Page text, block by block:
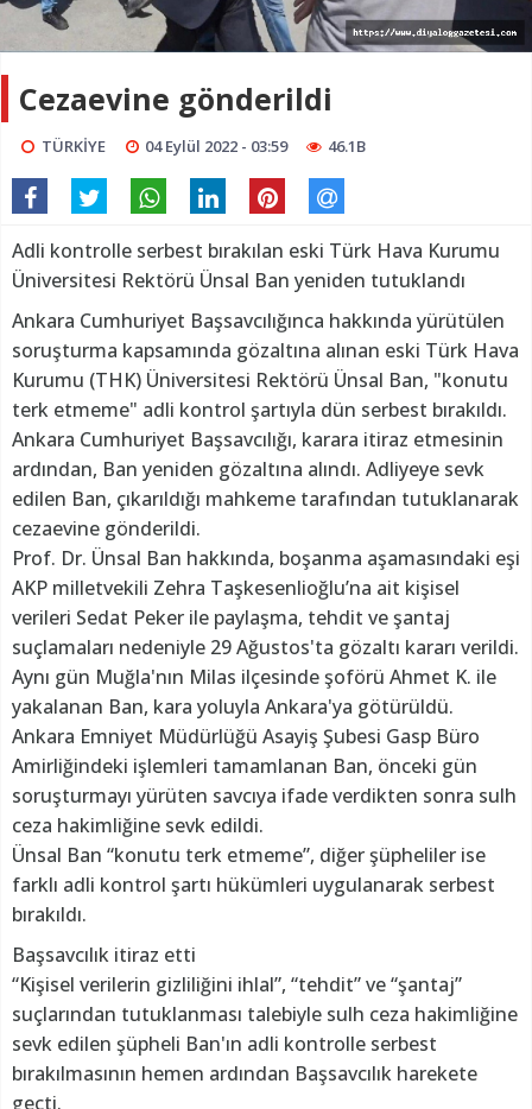
Cezaevine gönderildi
TÜRKİYE 04 Eylül 2022 - 03:59 46.1B
Adli kontrolle serbest bırakılan eski Türk Hava Kurumu
Üniversitesi Rektörü Ünsal Ban yeniden tutuklandı
Ankara Cumhuriyet Başsavcılığınca hakkında yürütülen
soruşturma kapsamında gözaltına alınan eski Türk Hava
Kurumu (THK) Üniversitesi Rektörü Ünsal Ban, "konutu
terk etmeme" adli kontrol şartıyla dün serbest bırakıldı.
Ankara Cumhuriyet Başsavcılığı, karara itiraz etmesinin
ardından, Ban yeniden gözaltına alındı. Adliyeye sevk
edilen Ban, çıkarıldığı mahkeme tarafından tutuklanarak
cezaevine gönderildi.
Prof. Dr. Ünsal Ban hakkında, boşanma aşamasındaki eşi
AKP milletvekili Zehra Taşkesenlioğlu’na ait kişisel
verileri Sedat Peker ile paylaşma, tehdit ve şantaj
suçlamaları nedeniyle 29 Ağustos'ta gözaltı kararı verildi.
Aynı gün Muğla'nın Milas ilçesinde şoförü Ahmet K. ile
yakalanan Ban, kara yoluyla Ankara'ya götürüldü.
Ankara Emniyet Müdürlüğü Asayiş Şubesi Gasp Büro
Amirliğindeki işlemleri tamamlanan Ban, önceki gün
soruşturmayı yürüten savcıya ifade verdikten sonra sulh
ceza hakimliğine sevk edildi.
Ünsal Ban “konutu terk etmeme”, diğer şüpheliler ise
farklı adli kontrol şartı hükümleri uygulanarak serbest
bırakıldı.
Başsavcılık itiraz etti
“Kişisel verilerin gizliliğini ihlal”, “tehdit” ve “şantaj”
suçlarından tutuklanması talebiyle sulh ceza hakimliğine
sevk edilen şüpheli Ban'ın adli kontrolle serbest
bırakılmasının hemen ardından Başsavcılık harekete
geçti.